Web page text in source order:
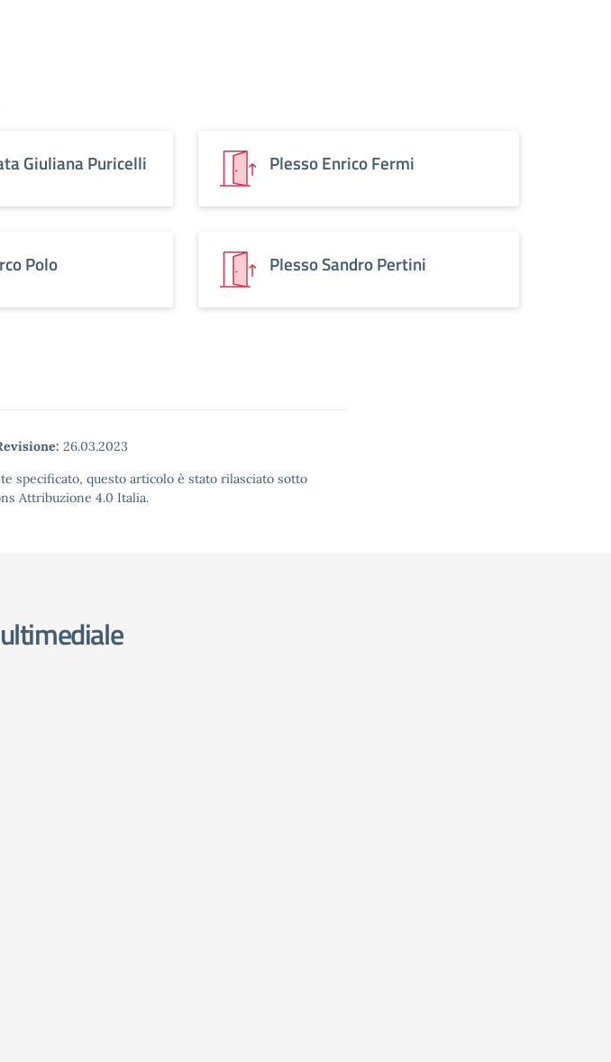
Giuliana Puricelli Plesso Enrico Fermi
Polo Plesso Sandro Pertini
26.03.2023
specificato, questo articolo è stato rilasciato sotto
Attribuzione 4.0 Italia.